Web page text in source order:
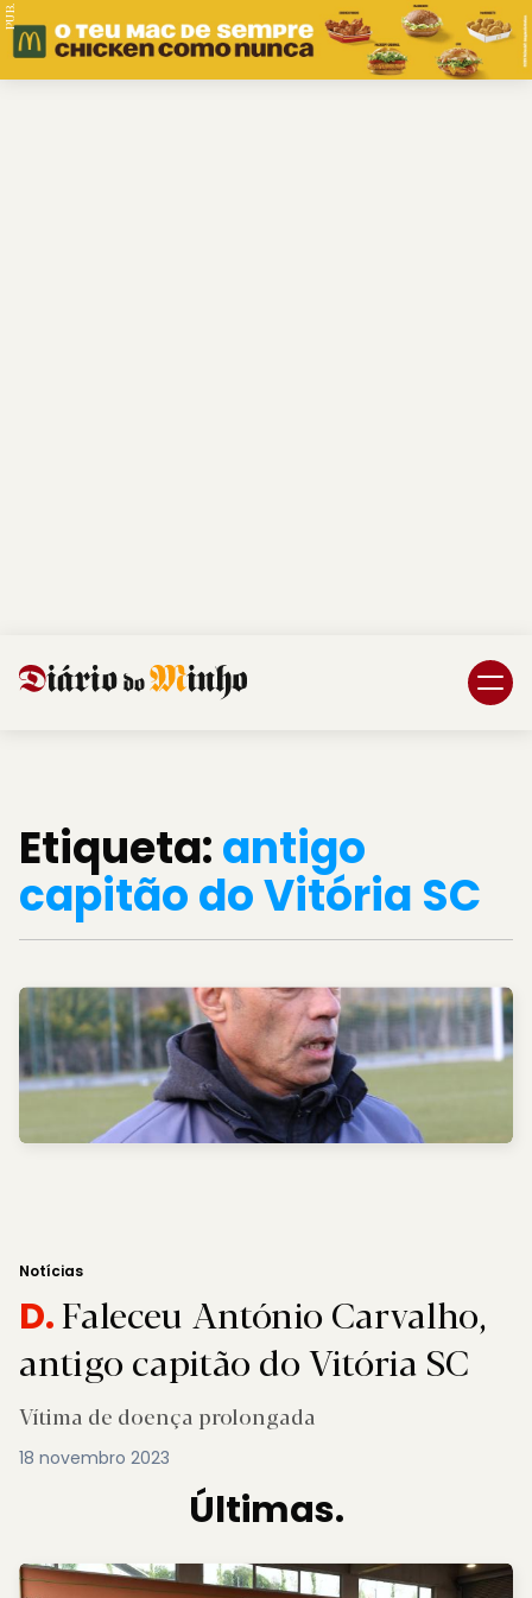
PUB.
Etiqueta:antigo
capitão do Vitória SC
Notícias
D.Faleceu António Carvalho,
antigo capitão do Vitória SC
Vítima de doença prolongada
18 novembro 2023
Últimas.